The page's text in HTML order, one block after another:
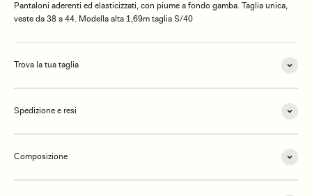
Pantaloni aderenti ed elasticizzati, con piume a fondo gamba. Taglia unica,
veste da 38 a 44. Modella alta 1,69m taglia S/40
Trova la tua taglia
Spedizione e resi
Composizione